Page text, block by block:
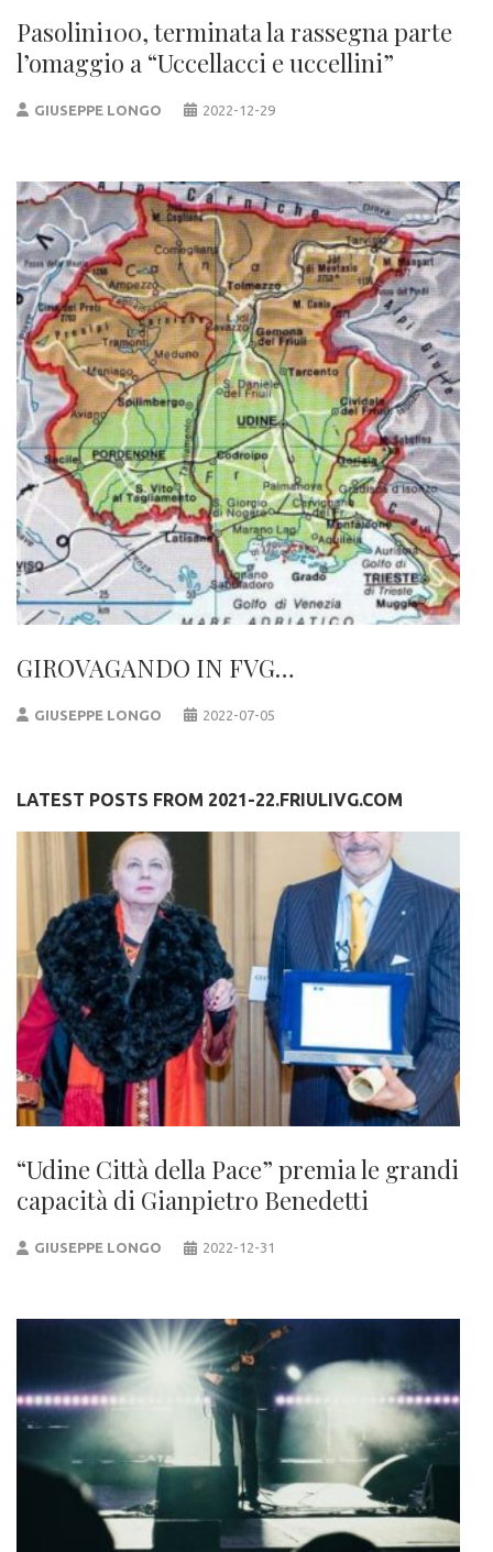
Pasolini100, terminata la rassegna parte
l’omaggio a “Uccellacci e uccellini”
GIUSEPPE LONGO 2022-12-29
GIROVAGANDO IN FVG…
GIUSEPPE LONGO 2022-07-05
LATEST POSTS FROM 2021-22.FRIULIVG.COM
“Udine Città della Pace” premia le grandi
capacità di Gianpietro Benedetti
GIUSEPPE LONGO 2022-12-31